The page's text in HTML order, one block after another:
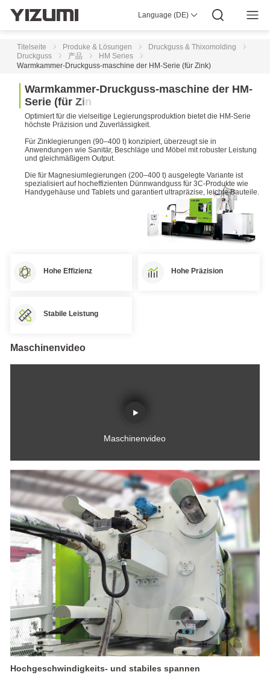
Language (DE)
stärken
Soluciones de
High-
End
HII-S
9000
t)
HM
Series
Warmkammer-
Druckguss-
ÜBER UNS YIZUMI Globale
Globale Weisheit
INVESTORENBEZIEHUNGEN
Herunterladen
Titelseite Produke & Lösungen
Druckguss & Thixomolding
Druckguss
产品
HM Series
Warmkammer-Druckguss-maschine der HM-Serie (für Zink)
Warmkammer-Druckguss-maschine der HM-
Serie (für Zin
Optimiert für die vielseitige Legierungsproduktion bietet die HM-Serie
höchste Präzision und Zuverlässigkeit.
Für Zinklegierungen (90–400 t) konzipiert, überzeugt sie in
Anwendungen wie Sanitär, Beschläge und Möbel mit robuster Leistung
und gleichmäßigem Output.
Die für Magnesiumlegierungen (200–400 t) ausgelegte Variante ist
spezialisiert auf hocheffizienten Dünnwandguss für 3C-Produkte wie
Handygehäuse und Tablets und garantiert ultrapräzise, leichte Bauteile.
Hohe Effizienz Hohe Präzision
Stabile Leistung
Maschinenvideo
Maschinenvideo
Hochgeschwindigkeits- und stabiles spannen